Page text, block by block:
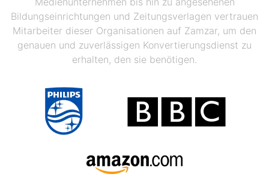
Bildungseinrichtungen und Zeitungsverlagen vertrauen
Mitarbeiter dieser Organisationen auf Zamzar, um den
genauen und zuverlässigen Konvertierungsdienst zu
erhalten, den sie benötigen.